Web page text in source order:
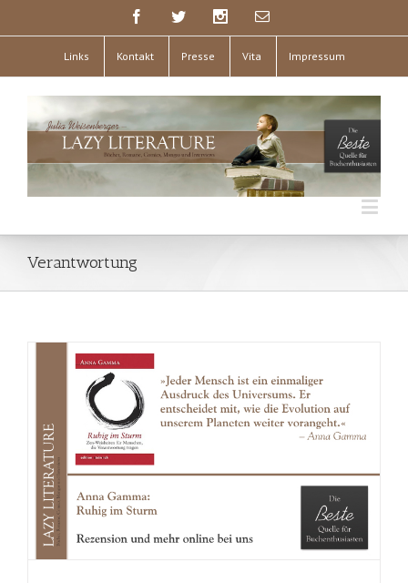
Links Kontakt Presse Vita Impressum
Verantwortung